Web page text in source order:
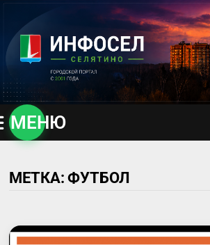
содержимому
МЕНЮ
МЕТКА:ФУТБОЛ